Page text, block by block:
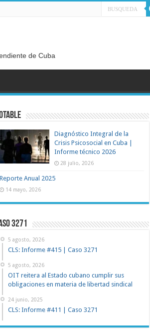
de Cuba
Diagnóstico Integral de la
Crisis Psicosocial en Cuba |
Informe técnico 2026
28 julio, 2026
Reporte Anual 2025
14 mayo, 2026
3271
5 agosto, 2026
CLS: Informe #415 | Caso 3271
5 agosto, 2026
OIT reitera al Estado cubano cumplir sus
obligaciones en materia de libertad sindical
24 junio, 2025
CLS: Informe #411 | Caso 3271